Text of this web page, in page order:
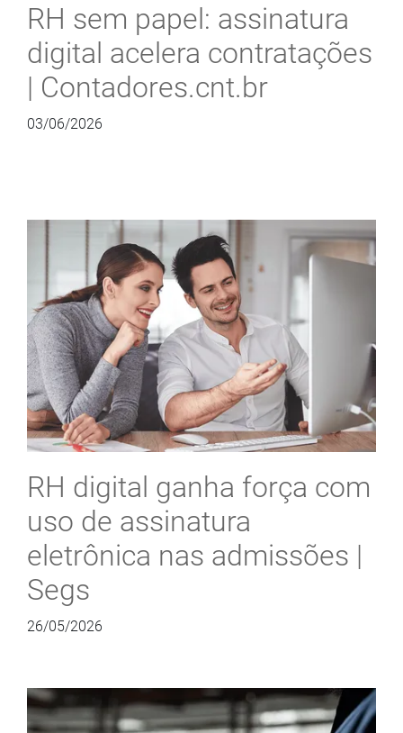
RH sem papel: assinatura
digital acelera contratações
| Contadores.cnt.br
03/06/2026
RH digital ganha força com
uso de assinatura
eletrônica nas admissões |
Segs
26/05/2026